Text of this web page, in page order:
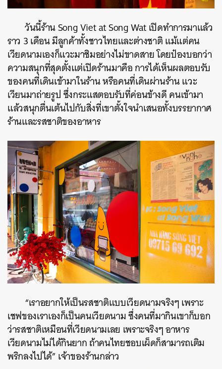
วันนี้ร้าน Song Viet at Song Wat เปิดทำการมาแล้ว
ราว 3 เดือน มีลูกค้าทั้งชาวไทยและต่างชาติ แม้แต่คน
เวียดนามเองก็แวะมาชิมอย่างไม่ขาดสาย โดยป๋องบอกว่า
ความสนุกที่สุดตั้งแต่เปิดร้านมาคือ การได้เห็นผลตอบรับ
ของคนที่เดินเข้ามาในร้าน หรือคนที่เดินผ่านร้าน แวะ
เวียนมาถ่ายรูป ซึ่งกระแสตอบรับที่ค่อนข้างดี คนเข้ามา
แล้วสนุกตื่นเต้นไปกับสิ่งที่เขาตั้งใจนำเสนอทั้งบรรยากาศ
ร้านและรสชาติของอาหาร
“เราอยากให้เป็นรสชาติแบบเวียดนามจริงๆ เพราะ
เชฟของเราเองก็เป็นคนเวียดนาม ซึ่งคนที่มากินเขาก็บอก
ว่ารสชาติเหมือนที่เวียดนามเลย เพราะจริงๆ อาหาร
เวียดนามไม่ได้กินยาก ถ้าคนไทยชอบเผ็ดก็สามารถเติม
พริกลงไปได้” เจ้าของร้านกล่าว